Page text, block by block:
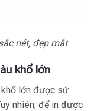
nét, đẹp mắt
khổ lớn
khổ lớn được sử
nhiên, để in được